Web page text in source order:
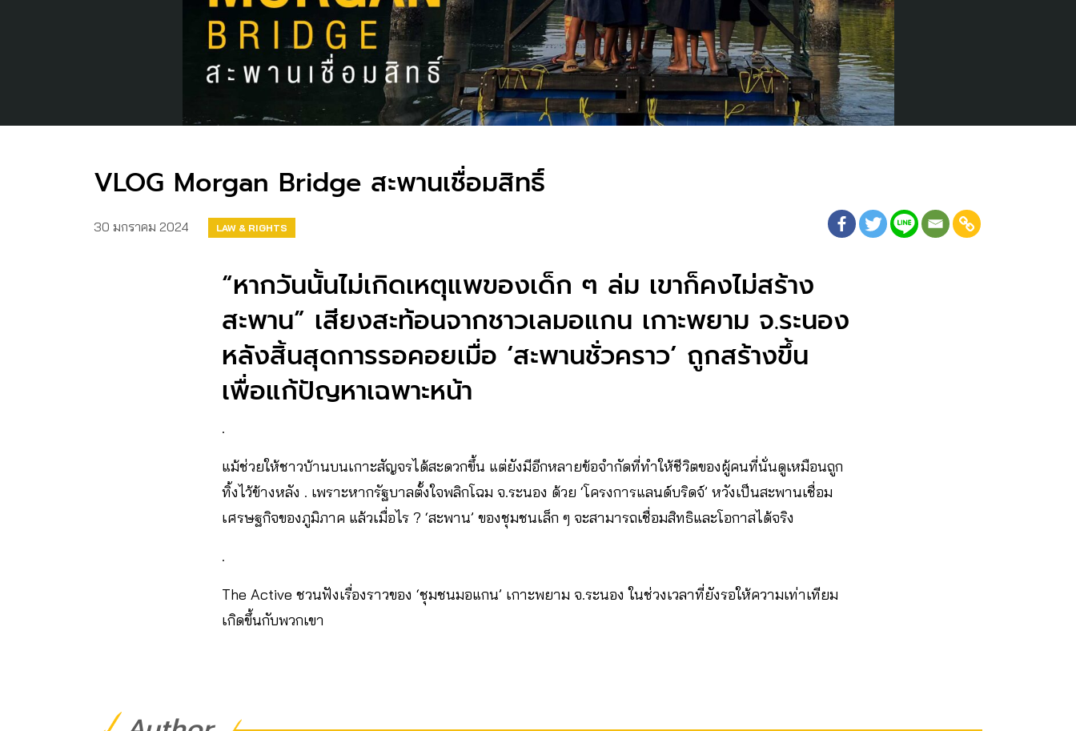
VLOG Morgan Bridge สะพานเชื่อมสิทธิ์
30 มกราคม 2024 LAW & RIGHTS
“หากวันนั้นไม่เกิดเหตุแพของเด็ก ๆ ล่ม เขาก็คงไม่สร้าง
สะพาน” เสียงสะท้อนจากชาวเลมอแกน เกาะพยาม จ.ระนอง
หลังสิ้นสุดการรอคอยเมื่อ ‘สะพานชั่วคราว’ ถูกสร้างขึ้น
เพื่อแก้ปัญหาเฉพาะหน้า
.
แม้ช่วยให้ชาวบ้านบนเกาะสัญจรได้สะดวกขึ้น แต่ยังมีอีกหลายข้อจำกัดที่ทำให้ชีวิตของผู้คนที่นั่นดูเหมือนถูก
ทิ้งไว้ข้างหลัง . เพราะหากรัฐบาลตั้งใจพลิกโฉม จ.ระนอง ด้วย ‘โครงการแลนด์บริดจ์’ หวังเป็นสะพานเชื่อม
เศรษฐกิจของภูมิภาค แล้วเมื่อไร ? ‘สะพาน’ ของชุมชนเล็ก ๆ จะสามารถเชื่อมสิทธิและโอกาสได้จริง
.
The Active ชวนฟังเรื่องราวของ ‘ชุมชนมอแกน’ เกาะพยาม จ.ระนอง ในช่วงเวลาที่ยังรอให้ความเท่าเทียม
เกิดขึ้นกับพวกเขา